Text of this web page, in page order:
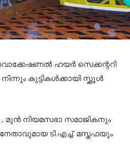
ഹയർ സെക്കന്ററി
കുട്ടികൾക്കായി സ്ക്കൂൾ
, മുൻ നിയമസഭാ സമാജികനും
ടി.എച്ച്. മസ്തഫയും